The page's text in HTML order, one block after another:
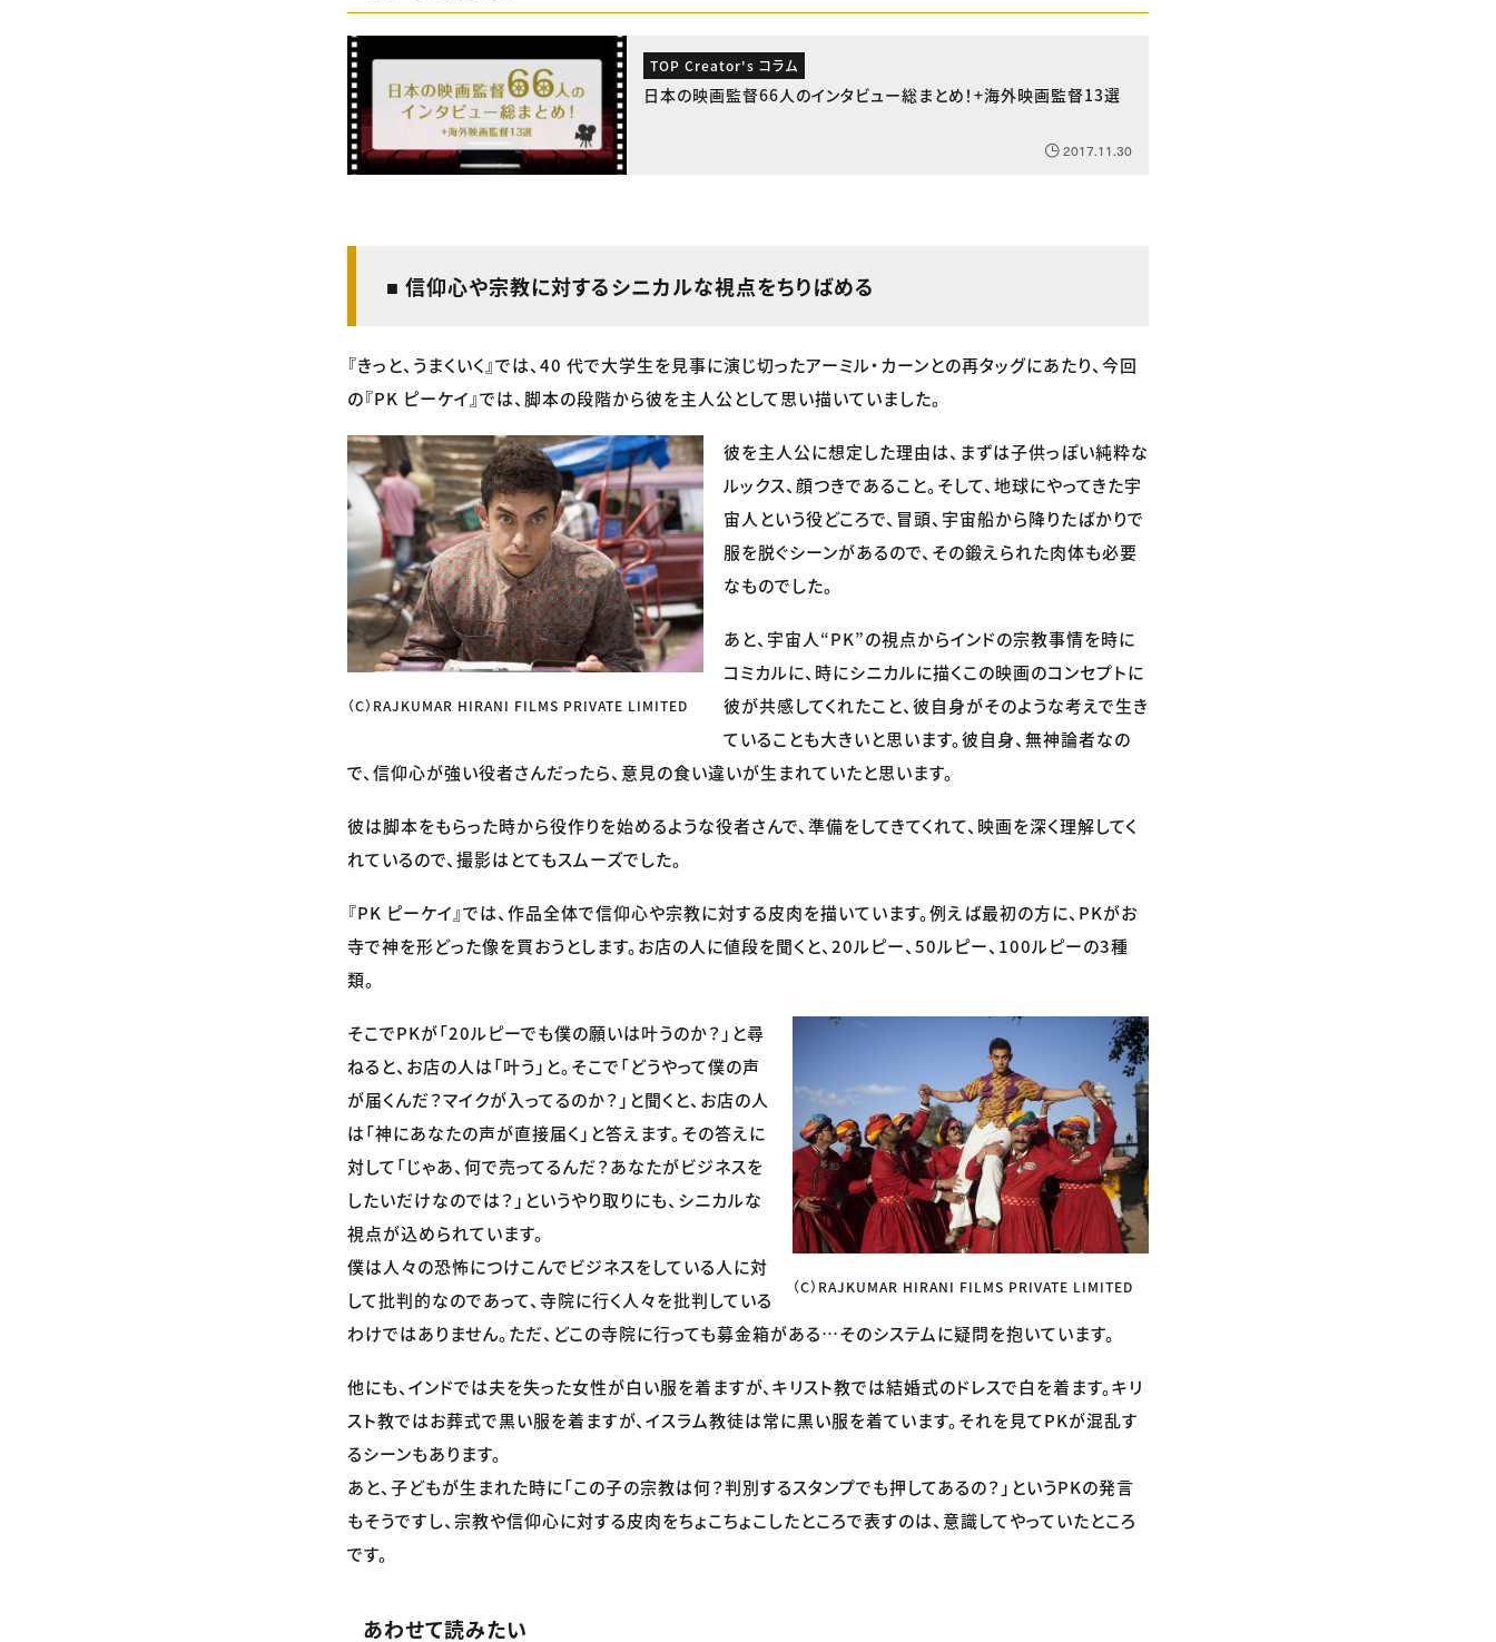
TOP Creator's コラム
日本の映画監督66人のインタビュー総まとめ！+海外映画監督13選
2017.11.30
■ 信仰心や宗教に対するシニカルな視点をちりばめる
『きっと、うまくいく』では、40 代で大学生を見事に演じ切ったアーミル・カーンとの再タッグにあたり、今回
の『PK ピーケイ』では、脚本の段階から彼を主人公として思い描いていました。
（C）RAJKUMAR HIRANI FILMS PRIVATE LIMITED
彼を主人公に想定した理由は、まずは子供っぽい純粋な
ルックス、顔つきであること。そして、地球にやってきた宇
宙人という役どころで、冒頭、宇宙船から降りたばかりで
服を脱ぐシーンがあるので、その鍛えられた肉体も必要
なものでした。
あと、宇宙人“PK”の視点からインドの宗教事情を時に
コミカルに、時にシニカルに描くこの映画のコンセプトに
彼が共感してくれたこと、彼自身がそのような考えで生き
ていることも大きいと思います。彼自身、無神論者なの
で、信仰心が強い役者さんだったら、意見の食い違いが生まれていたと思います。
彼は脚本をもらった時から役作りを始めるような役者さんで、準備をしてきてくれて、映画を深く理解してく
れているので、撮影はとてもスムーズでした。
『PK ピーケイ』では、作品全体で信仰心や宗教に対する皮肉を描いています。例えば最初の方に、PKがお
寺で神を形どった像を買おうとします。お店の人に値段を聞くと、20ルピー、50ルピー、100ルピーの3種
類。
（C）RAJKUMAR HIRANI FILMS PRIVATE LIMITED
そこでPKが「20ルピーでも僕の願いは叶うのか？」と尋
ねると、お店の人は「叶う」と。そこで「どうやって僕の声
が届くんだ？マイクが入ってるのか？」と聞くと、お店の人
は「神にあなたの声が直接届く」と答えます。その答えに
対して「じゃあ、何で売ってるんだ？あなたがビジネスを
したいだけなのでは？」というやり取りにも、シニカルな
視点が込められています。
僕は人々の恐怖につけこんでビジネスをしている人に対
して批判的なのであって、寺院に行く人々を批判している
わけではありません。ただ、どこの寺院に行っても募金箱がある…そのシステムに疑問を抱いています。
他にも、インドでは夫を失った女性が白い服を着ますが、キリスト教では結婚式のドレスで白を着ます。キリ
スト教ではお葬式で黒い服を着ますが、イスラム教徒は常に黒い服を着ています。それを見てPKが混乱す
るシーンもあります。
あと、子どもが生まれた時に「この子の宗教は何？判別するスタンプでも押してあるの？」というPKの発言
もそうですし、宗教や信仰心に対する皮肉をちょこちょこしたところで表すのは、意識してやっていたところ
です。
あわせて読みたい